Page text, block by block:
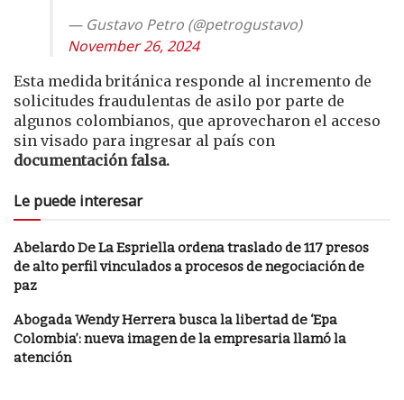
— Gustavo Petro (@petrogustavo)
November 26, 2024
Esta medida británica responde al incremento de
solicitudes fraudulentas de asilo por parte de
algunos colombianos, que aprovecharon el acceso
sin visado para ingresar al país con
documentación falsa.
Le puede interesar
Abelardo De La Espriella ordena traslado de 117 presos
de alto perfil vinculados a procesos de negociación de
paz
Abogada Wendy Herrera busca la libertad de ‘Epa
Colombia’: nueva imagen de la empresaria llamó la
atención